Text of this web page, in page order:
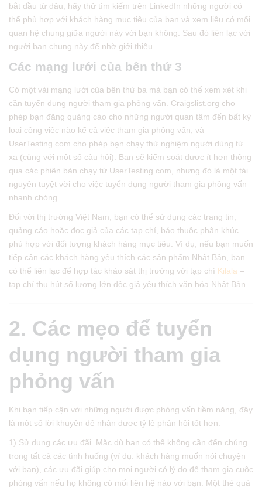
bắt đầu từ đâu, hãy thử tìm kiếm trên LinkedIn những người có
thể phù hợp với khách hàng mục tiêu của bạn và xem liệu có mối
quan hệ chung giữa người này với bạn không. Sau đó liên lạc với
người bạn chung này để nhờ giới thiệu.
Các mạng lưới của bên thứ 3
Có một vài mạng lưới của bên thứ ba mà bạn có thể xem xét khi
cần tuyển dụng người tham gia phỏng vấn. Craigslist.org cho
phép bạn đăng quảng cáo cho những người quan tâm đến bất kỳ
loại công việc nào kể cả việc tham gia phỏng vấn, và
UserTesting.com cho phép bạn chạy thử nghiệm người dùng từ
xa (cùng với một số câu hỏi). Bạn sẽ kiểm soát được ít hơn thông
qua các phiên bản chạy từ UserTesting.com, nhưng đó là một tài
nguyên tuyệt vời cho việc tuyển dụng người tham gia phỏng vấn
nhanh chóng.
Đối với thị trường Việt Nam, bạn có thể sử dụng các trang tin,
quảng cáo hoặc đọc giả của các tạp chí, báo thuộc phân khúc
phù hợp với đối tượng khách hàng mục tiêu. Ví dụ, nếu bạn muốn
tiếp cận các khách hàng yêu thích các sản phẩm Nhật Bản, bạn
có thể liên lạc để hợp tác khảo sát thị trường với tạp chí Kilala –
tạp chí thu hút số lượng lớn độc giả yêu thích văn hóa Nhật Bản.
2. Các mẹo để tuyển
dụng người tham gia
phỏng vấn
Khi bạn tiếp cận với những người được phỏng vấn tiềm năng, đây
là một số lời khuyên để nhận được tỷ lệ phản hồi tốt hơn:
1) Sử dụng các ưu đãi. Mặc dù bạn có thể không cần đến chúng
trong tất cả các tình huống (ví dụ: khách hàng muốn nói chuyện
với bạn), các ưu đãi giúp cho mọi người có lý do để tham gia cuộc
phỏng vấn nếu họ không có mối liên hệ nào với bạn. Một thẻ quà